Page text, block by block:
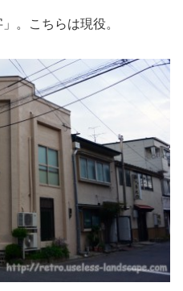
。こちらは現役。